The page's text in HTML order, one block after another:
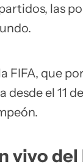
las
FIFA, que
el 11
vivo